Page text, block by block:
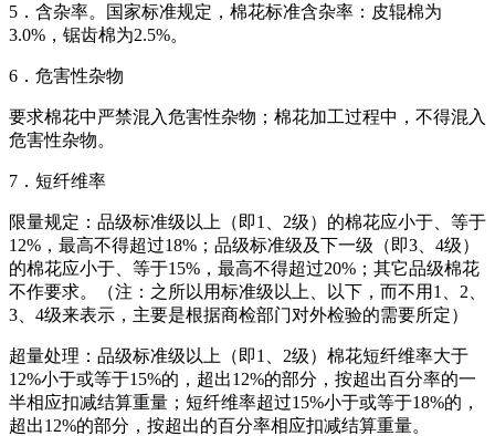
5．含杂率。国家标准规定，棉花标准含杂率：皮辊棉为
3.0%，锯齿棉为2.5%。
6．危害性杂物
要求棉花中严禁混入危害性杂物；棉花加工过程中，不得混入
危害性杂物。
7．短纤维率
限量规定：品级标准级以上（即1、2级）的棉花应小于、等于
12%，最高不得超过18%；品级标准级及下一级（即3、4级）
的棉花应小于、等于15%，最高不得超过20%；其它品级棉花
不作要求。（注：之所以用标准级以上、以下，而不用1、2、
3、4级来表示，主要是根据商检部门对外检验的需要所定）
超量处理：品级标准级以上（即1、2级）棉花短纤维率大于
12%小于或等于15%的，超出12%的部分，按超出百分率的一
半相应扣减结算重量；短纤维率超过15%小于或等于18%的，
超出12%的部分，按超出的百分率相应扣减结算重量。